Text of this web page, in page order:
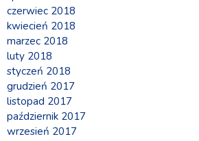
czerwiec 2018
kwiecień 2018
marzec 2018
luty 2018
styczeń 2018
grudzień 2017
listopad 2017
październik 2017
wrzesień 2017